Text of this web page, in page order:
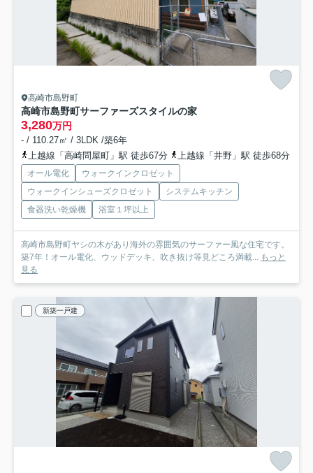
高崎市島野町
高崎市島野町サーファーズスタイルの家
3,280万円
- / 110.27㎡ / 3LDK /築6年
上越線「高崎問屋町」駅 徒歩67分
上越線「井野」駅 徒歩68分
オール電化
ウォークインクロゼット
ウォークインシューズクロゼット
システムキッチン
食器洗い乾燥機
浴室１坪以上
高崎市島野町ヤシの木があり海外の雰囲気のサーファー風な住宅です。
築7年！オール電化、ウッドデッキ、吹き抜け等見どころ満載... もっと
見る
新築一戸建